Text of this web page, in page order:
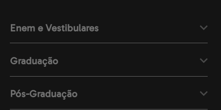
Enem e Vestibulares
Graduação
Pós-Graduação